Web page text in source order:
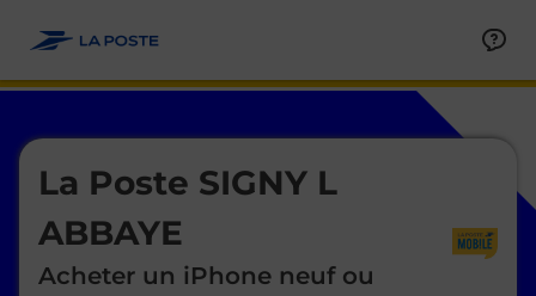
La Poste SIGNY L
ABBAYE
Acheter un iPhone neuf ou
Le lien s'ouvre dans un nouvel onglet